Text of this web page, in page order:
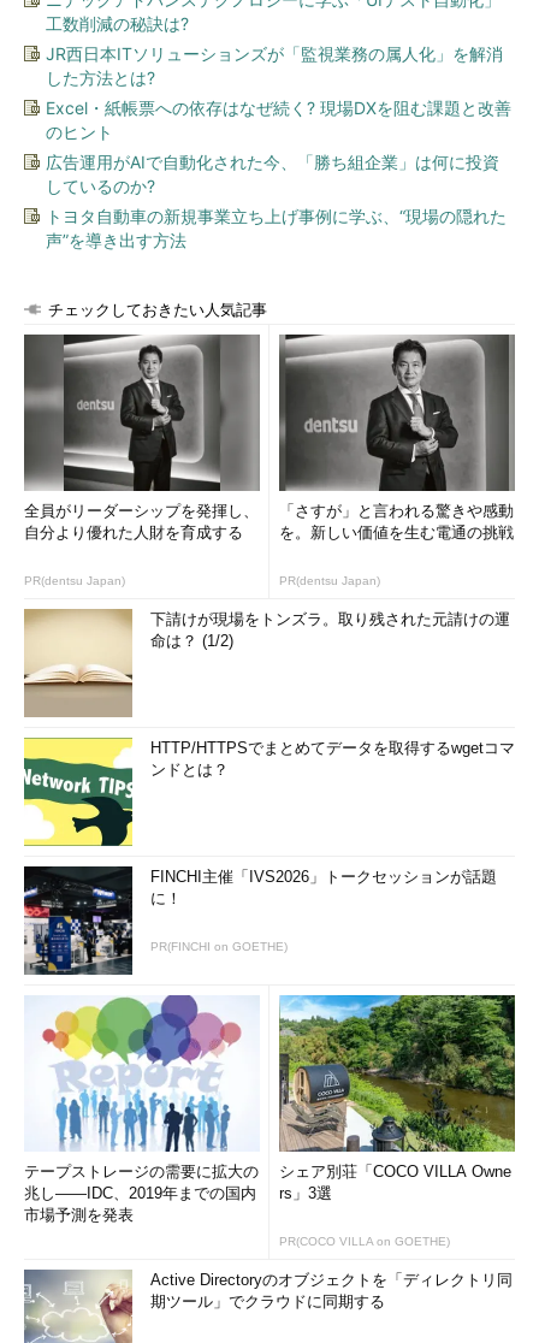
画面5 スパムの振り分けルールの編集画面
「3.ルールの説明」の下に「件名に指定した言葉が含まれる場
合、指定したフォルダに移動する」と表示されます。
「指定した言葉が含まれる」と書かれたところをクリックする
と、文字列を指定するダイアログが開きますので、「[spam]」
と入力して「追加」をクリックします。
画面6 POPFileコントロールセンターを起動する
ォルダを指定するダイアログが開きます。まず、「新規フォル
ダ」をクリックして振り分け用のフォルダを作成します。そし
て、その作成したフォルダを指定して「OK」をクリックすると
振り分けの設定は完了です。
工数削減の秘訣は?
JR西日本ITソリューションズが「監視業務の属人化」を解消
した方法とは?
Excel・紙帳票への依存はなぜ続く? 現場DXを阻む課題と改善
のヒント
広告運用がAIで自動化された今、「勝ち組企業」は何に投資
しているのか?
トヨタ自動車の新規事業立ち上げ事例に学ぶ、“現場の隠れた
声”を導き出す方法
チェックしておきたい人気記事
全員がリーダーシップを発揮し、
自分より優れた人財を育成する
PR(dentsu Japan)
「さすが」と言われる驚きや感動
を。新しい価値を生む電通の挑戦
PR(dentsu Japan)
下請けが現場をトンズラ。取り残された元請けの運
命は？ (1/2)
HTTP/HTTPSでまとめてデータを取得するwgetコマ
ンドとは？
FINCHI主催「IVS2026」トークセッションが話題
に！
PR(FINCHI on GOETHE)
テープストレージの需要に拡大の
兆し――IDC、2019年までの国内
市場予測を発表
シェア別荘「COCO VILLA Owne
rs」3選
PR(COCO VILLA on GOETHE)
Active Directoryのオブジェクトを「ディレクトリ同
期ツール」でクラウドに同期する